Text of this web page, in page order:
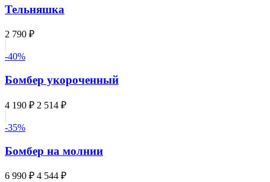
Тельняшка
2 790 ₽
-40%
Бомбер укороченный
4 190 ₽ 2 514 ₽
-35%
Бомбер на молнии
6 990 ₽ 4 544 ₽